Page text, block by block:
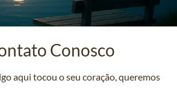
Conosco
aqui tocou o seu coração, queremos